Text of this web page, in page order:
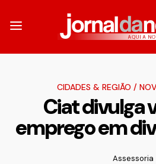
CIDADES & REGIÃO /
Ciat divulga
emprego em
Assessoria